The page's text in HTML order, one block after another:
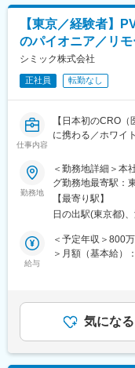
・当社だからでき
https://
変更の範囲：会社
■ポジションの魅力
当ポジションは
に携わるまたとな
協力し、多様な規
す。
薬物安全監視に関
る安全性科学者に
知見を養うことが
当社はバイオ医薬
的に進めている国
「骨・ミネラル」
を重点疾患領域と
術・製品ライセン
期的な新薬を継続
【東京／経験者】
のパイオニア／リ
シミック株式会社
正社員 転勤なし
仕事内容
【日本初のCRO
に携わる／ホワイ
■業務内容
◇PVのプロジェク
プロジェクトチー
当者へのOJTや後
ます。場合によっ
ロジェクトの運営
※チームはクライ
していただきます
例）日本企業の海
先との安全性交換
勤務地
＜勤務地詳細＞本
グ勤務地最寄駅：
策：屋内全面禁煙
ーク含む）
【最寄り駅】
日の出駅(東京都)
給与
＜予定年収＞800
＞月額（基本給）
も目安の金額であ
月給(月額)は固定
気になる